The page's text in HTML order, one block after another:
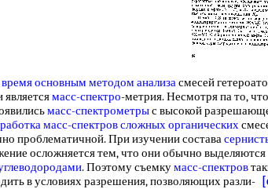
основным методом анализасмесей
масс-спектро-метрия. Несмотря па то,
масс-спектрометрыс высокой
масс-спектровсложных органических
проблематичной. При изучении состава
осложняется тем, что они обычно выделяются
. Поэтому съемкумасс-спектров
в условиях разрешения, позволяющих разли-